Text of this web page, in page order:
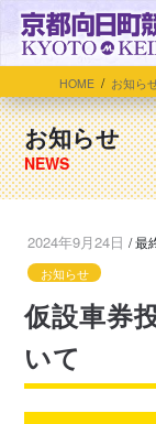
HOME お知ら
お知らせ
2024年9月24日 / 最
お知らせ
仮設車券
いて